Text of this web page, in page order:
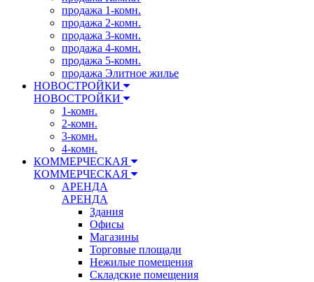
продажа 1-комн.
продажа 2-комн.
продажа 3-комн.
продажа 4-комн.
продажа 5-комн.
продажа Элитное жилье
НОВОСТРОЙКИ
НОВОСТРОЙКИ
1-комн.
2-комн.
3-комн.
4-комн.
КОММЕРЧЕСКАЯ
КОММЕРЧЕСКАЯ
АРЕНДА
АРЕНДА
Здания
Офисы
Магазины
Торговые площади
Нежилые помещения
Складские помещения